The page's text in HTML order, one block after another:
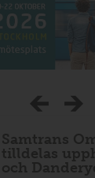
Samtrans
tilldelas
och